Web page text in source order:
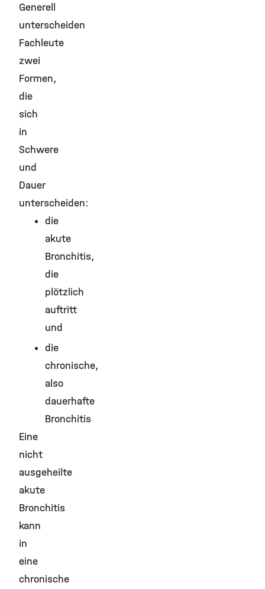
Generell
unterscheiden
Fachleute
zwei
Formen,
die
sich
in
Schwere
und
Dauer
unterscheiden:
die
akute
Bronchitis,
die
plötzlich
auftritt
und
die
chronische,
also
dauerhafte
Bronchitis
Eine
nicht
ausgeheilte
akute
Bronchitis
kann
in
eine
chronische